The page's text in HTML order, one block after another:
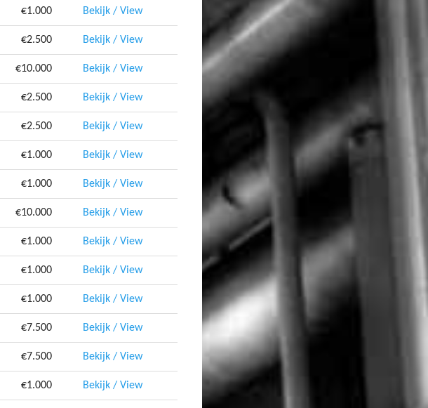
€1.000 Bekijk / View
€2.500 Bekijk / View
€10.000 Bekijk / View
€2.500 Bekijk / View
€2.500 Bekijk / View
€1.000 Bekijk / View
€1.000 Bekijk / View
€10.000 Bekijk / View
€1.000 Bekijk / View
€1.000 Bekijk / View
€1.000 Bekijk / View
€7.500 Bekijk / View
€7.500 Bekijk / View
€1.000 Bekijk / View